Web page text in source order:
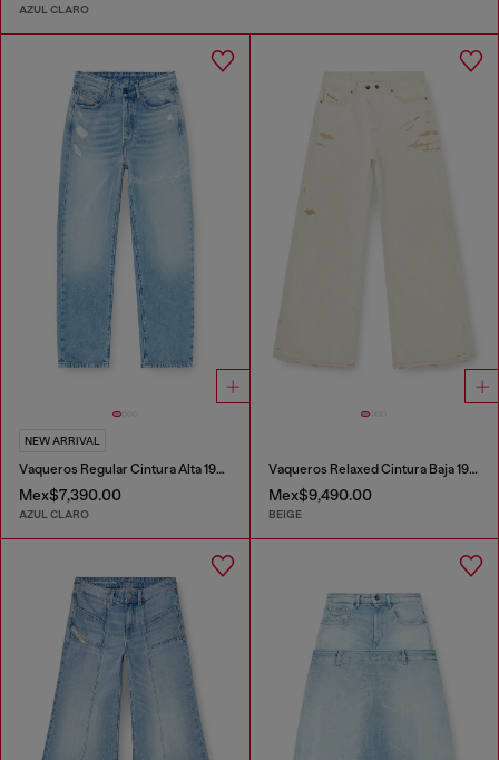
AZUL CLARO
NEW ARRIVAL
Vaqueros Regular Cintura Alta 1981 D-Went
Mex$7,390.00
AZUL CLARO
Vaqueros Relaxed Cintura Baja 1996 D-Sire
Mex$9,490.00
BEIGE